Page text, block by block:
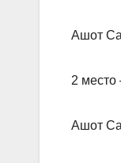
Ашот
2
Ашот